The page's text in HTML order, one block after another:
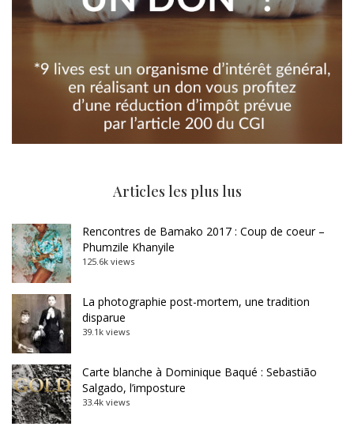
Articles les plus lus
Rencontres de Bamako 2017 : Coup de coeur –
Phumzile Khanyile
125.6k views
La photographie post-mortem, une tradition
disparue
39.1k views
Carte blanche à Dominique Baqué : Sebastião
Salgado, l’imposture
33.4k views